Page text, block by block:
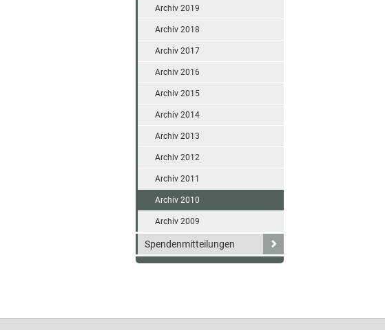
Archiv 2019
Archiv 2018
Archiv 2017
Archiv 2016
Archiv 2015
Archiv 2014
Archiv 2013
Archiv 2012
Archiv 2011
Archiv 2010
Archiv 2009
Spendenmitteilungen